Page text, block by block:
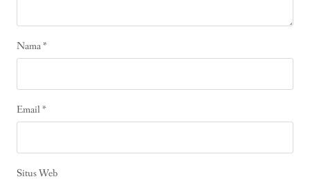
Nama*
Email*
Situs Web